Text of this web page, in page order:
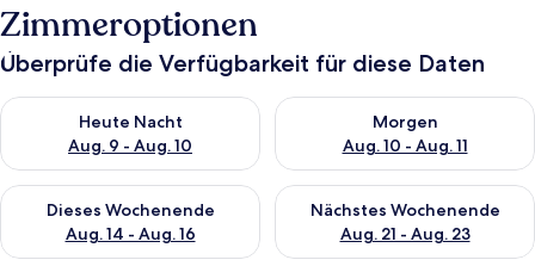
Zimmeroptionen
Überprüfe die Verfügbarkeit für diese Daten
Heute Nacht
Aug. 9 - Aug. 10
Überprüfe die Verfügbarkeit für heute Nacht, Aug. 9 - Aug.
Morgen
Aug. 10 - Aug. 11
Überprüfe die Verfügbarkeit
Dieses Wochenende
Aug. 14 - Aug. 16
Überprüfe die Verfügbarkeit für dieses Wochenende, Aug. 14
Nächstes Wochenende
Aug. 21 - Aug. 23
Überprüfe die Verfügbarkeit